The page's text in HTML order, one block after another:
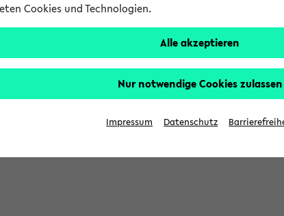
Studium
Cookies und Technologien.
Alle akzeptieren
Nur notwendige Cookies zulassen
Impressum Datenschutz